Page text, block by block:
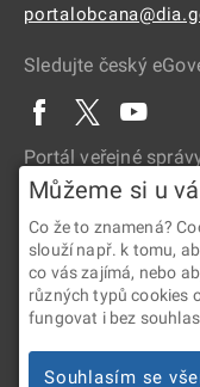
Sledujte český
Portál veřejné
2026 © Digitální a
v souladu se zákonem č.
Můžeme si u
Co že to znamená?
slouží např. k tomu,
co vás zajímá, nebo
různých typů cookies
fungovat i bez
Souhlasím se